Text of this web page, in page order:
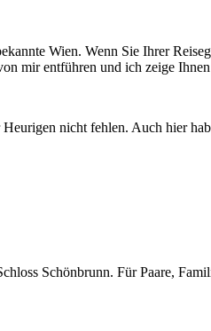
Wien. Wenn Sie Ihrer
mir entführen und ich zeige
nicht fehlen. Auch hier
Schönbrunn. Für Paare,